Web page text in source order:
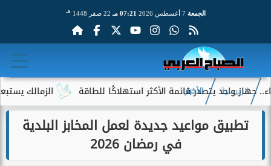
الجمعة 7 أغسطس 2026 07:21 مـ 22 صفر 1448 هـ
الزمالك يستبعد 4 لاعبين شباب من حساباته في الموسم الجديد يتصدر قائمة الأكثر استهلاكًا للطاقة
الرئيسية الأخبار
تطبيق مواعيد جديدة لعمل المخابز البلدية
في رمضان 2026